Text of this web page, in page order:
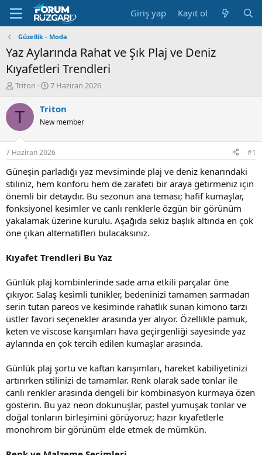
Giriş yap Kayıt ol
Güzellik - Moda
Yaz Aylarında Rahat ve Şık Plaj ve Deniz
Kıyafetleri Trendleri
K
n
u
B
a
ş
l
a
t
a
n
Triton
B
ş
a
g
ı
ç
a
r
i
h
i
7 Haziran 2026
T Triton
New member
7 Haziran 2026 #1
Güneşin parladığı yaz mevsiminde plaj ve deniz kenarındaki
stiliniz, hem konforu hem de zarafeti bir araya getirmeniz için
önemli bir detaydır. Bu sezonun ana teması; hafif kumaşlar,
fonksiyonel kesimler ve canlı renklerle özgün bir görünüm
yakalamak üzerine kurulu. Aşağıda sekiz başlık altında en çok
öne çıkan alternatifleri bulacaksınız.
Kıyafet Trendleri Bu Yaz
Günlük plaj kombinlerinde sade ama etkili parçalar öne
çıkıyor. Salaş kesimli tunikler, bedeninizi tamamen sarmadan
serin tutan pareos ve kesiminde rahatlık sunan kimono tarzı
üstler favori seçenekler arasında yer alıyor. Özellikle pamuk,
keten ve viscose karışımları hava geçirgenliği sayesinde yaz
aylarında en çok tercih edilen kumaşlar arasında.
Günlük plaj şortu ve kaftan karışımları, hareket kabiliyetinizi
artırırken stilinizi de tamamlar. Renk olarak sade tonlar ile
canlı renkler arasında dengeli bir kombinasyon kurmaya özen
gösterin. Bu yaz neon dokunuşlar, pastel yumuşak tonlar ve
doğal tonların birleşimini görüyoruz; hazır kıyafetlerle
monohrom bir görünüm elde etmek de mümkün.